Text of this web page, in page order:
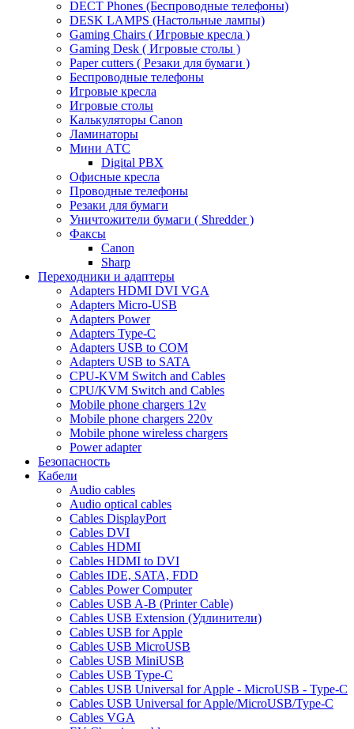
DECT Phones (Беспроводные телефоны)
DESK LAMPS (Настольные лампы)
Gaming Chairs ( Игровые кресла )
Gaming Desk ( Игровые столы )
Paper cutters ( Резаки для бумаги )
Беспроводные телефоны
Игровые кресла
Игровые столы
Калькуляторы Canon
Ламинаторы
Мини АТС
Digital PBX
Офисные кресла
Проводные телефоны
Резаки для бумаги
Уничтожители бумаги ( Shredder )
Факсы
Canon
Sharp
Переходники и адаптеры
Adapters HDMI DVI VGA
Adapters Micro-USB
Adapters Power
Adapters Type-C
Adapters USB to COM
Adapters USB to SATA
CPU-KVM Switch and Cables
CPU/KVM Switch and Cables
Mobile phone chargers 12v
Mobile phone chargers 220v
Mobile phone wireless chargers
Power adapter
Безопасность
Кабели
Audio cables
Audio optical cables
Cables DisplayPort
Cables DVI
Cables HDMI
Cables HDMI to DVI
Cables IDE, SATA, FDD
Cables Power Computer
Cables USB A-B (Printer Cable)
Cables USB Extension (Удлинители)
Cables USB for Apple
Cables USB MicroUSB
Cables USB MiniUSB
Cables USB Type-C
Cables USB Universal for Apple - MicroUSB - Type-C
Cables USB Universal for Apple/MicroUSB/Type-C
Cables VGA